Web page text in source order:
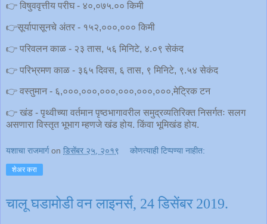
👉 विषुववृत्तीय परीघ - ४०,०७५.०० किमी
👉सूर्यापासूनचे अंतर - १५२,०००,००० किमी
👉 परिवलन काळ - २३ तास, ५६ मिनिटे, ४.०९ सेकंद
👉 परिभ्रमण काळ - ३६५ दिवस, ६ तास, ९ मिनिटे, ९.५४ सेकंद
👉 वस्तुमान - ६,०००,०००,०००,०००,०००,०००,मेट्रिक टन
👉 खंड - पृथ्वीच्या वर्तमान पृष्ठभागावरील समुद्रव्यतिरिक्त निसर्गतः सलग
असणारा विस्तृत भूभाग म्हणजे खंड होय. किंवा भूमिखंड होय.
यशाचा राजमार्ग on डिसेंबर २५, २०१९ कोणत्याही टिप्पण्‍या नाहीत:
शेअर करा
चालू घडामोडी वन लाइनर्स, 24 डिसेंबर 2019.